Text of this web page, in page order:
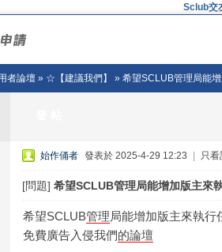
Sclub交
者論壇» ☆【建議我們】 » 希望SCLUB管理局能
始作俑者 發表於 2025-4-29 12:23 只看
[問題] 希望SCLUB管理局能增加版主來
希望SCLUB管理局能增加版主來執行
免費廣告入侵我們的論壇